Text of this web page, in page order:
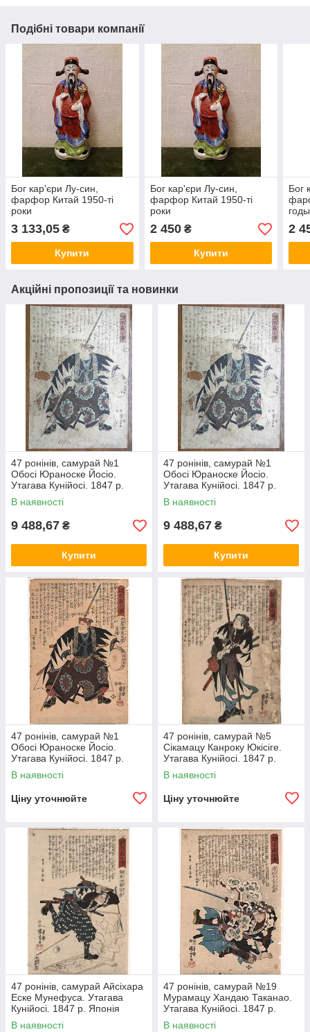
Подібні товари компанії
Бог кар'єри Лу-син,
фарфор Китай 1950-ті
роки
3 133,05 ₴
Купити
Бог кар'єри Лу-син,
фарфор Китай 1950-ті
роки
2 450₴
Купити
Бог
годы
2
Акційні пропозиції та новинки
47 ронінів, самурай №1
Обосі Юраноске Йосіо.
Утагава Кунійосі. 1847 р.
Японська гравюра
В наявності
9 488,67 ₴
Купити
47 ронінів, самурай №1
Обосі Юраноске Йосіо.
Утагава Кунійосі. 1847 р.
Японська гравюра
В наявності
9 488,67 ₴
Купити
47 ронінів, самурай №1
Обосі Юраноске Йосіо.
Утагава Кунійосі. 1847 р.
Японія гравюра
В наявності
Ціну уточнюйте
47 ронінів, самурай №5
Сікамацу Канроку Юкісіге.
Утагава Кунійосі. 1847 р.
Японія гравюра
В наявності
Ціну уточнюйте
47 ронінів, самурай Айсіхара
Еске Мунефуса. Утагава
Кунійосі. 1847 р. Японія
гравюра
В наявності
47 ронінів, самурай №19
Мурамацу Хандаю Таканао.
Утагава Кунійосі. 1847 р.
Японія гравюру
В наявності